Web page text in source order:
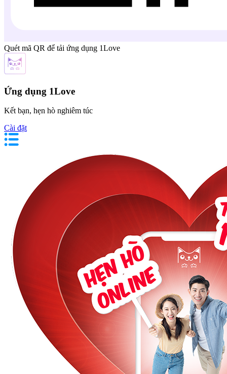
Quét mã QR để tải ứng dụng 1Love
Ứng dụng 1Love
Kết bạn, hẹn hò nghiêm túc
Cài đặt